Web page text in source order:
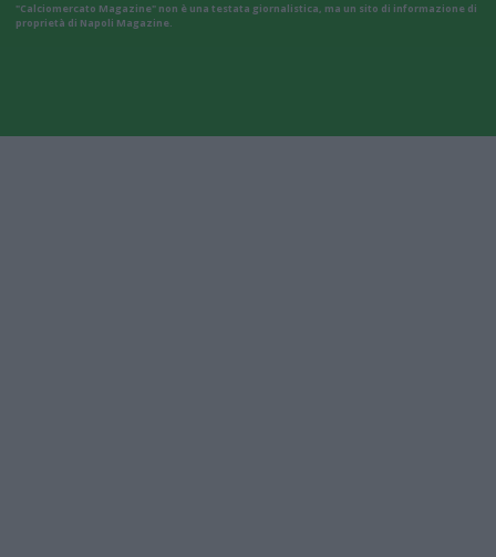
"Calciomercato Magazine" non è una testata giornalistica, ma un sito di informazione di
proprietà di Napoli Magazine.